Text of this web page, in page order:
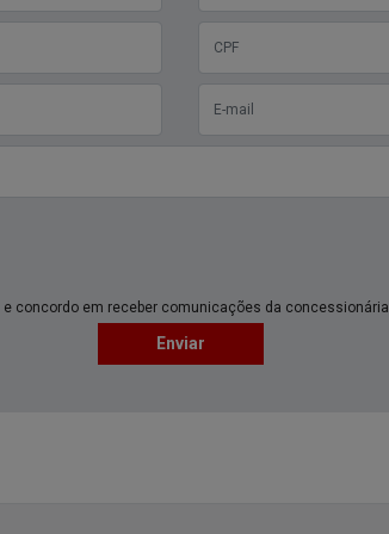
e concordo em receber comunicações da concessionária.
Enviar